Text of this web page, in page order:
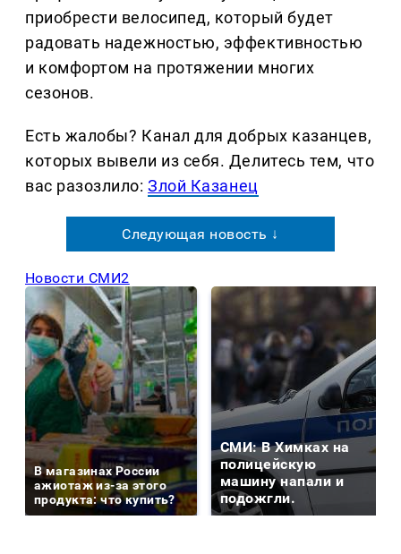
приобрести велосипед, который будет
радовать надежностью, эффективностью
и комфортом на протяжении многих
сезонов.
Есть жалобы? Канал для добрых казанцев,
которых вывели из себя. Делитеcь тем, что
вас разозлило:Злой Казанец
Следующая новость ↓
Новости СМИ2
В магазинах России
ажиотаж из-за этого
продукта: что купить?
СМИ: В Химках на
полицейскую
машину напали и
подожгли.